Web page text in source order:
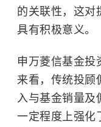
的关联性，这对
具有积极意义。
申万菱信基金投
来看，传统投顾
入与基金销量及
一定程度上强化